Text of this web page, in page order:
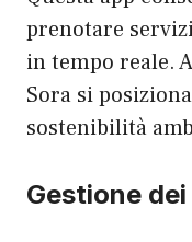
prenotare
in tempo reale.
Sora si
sostenibilità
Gestione